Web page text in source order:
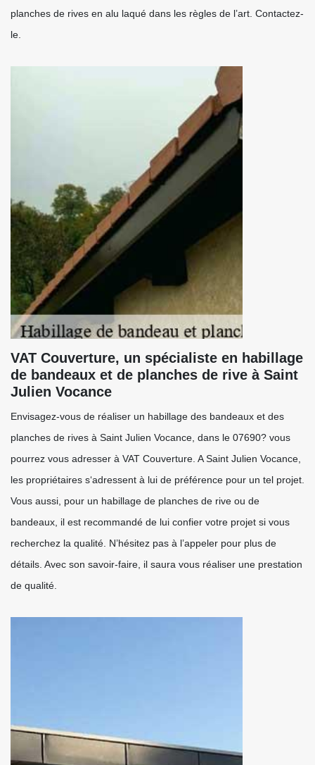
planches de rives en alu laqué dans les règles de l’art. Contactez-
le.
VAT Couverture, un spécialiste en habillage
de bandeaux et de planches de rive à Saint
Julien Vocance
Envisagez-vous de réaliser un habillage des bandeaux et des
planches de rives à Saint Julien Vocance, dans le 07690? vous
pourrez vous adresser à VAT Couverture. A Saint Julien Vocance,
les propriétaires s‘adressent à lui de préférence pour un tel projet.
Vous aussi, pour un habillage de planches de rive ou de
bandeaux, il est recommandé de lui confier votre projet si vous
recherchez la qualité. N’hésitez pas à l’appeler pour plus de
détails. Avec son savoir-faire, il saura vous réaliser une prestation
de qualité.